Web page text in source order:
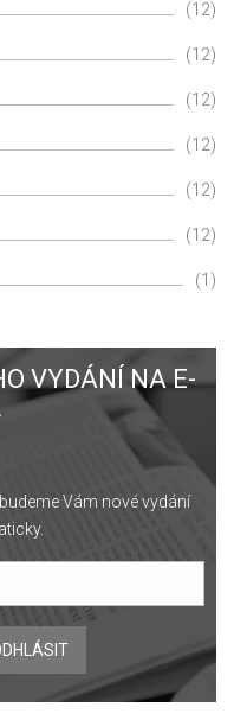
(12)
(12)
(12)
(12)
(12)
(12)
(1)
VYDÁNÍ NA E-
Vám nové vydání